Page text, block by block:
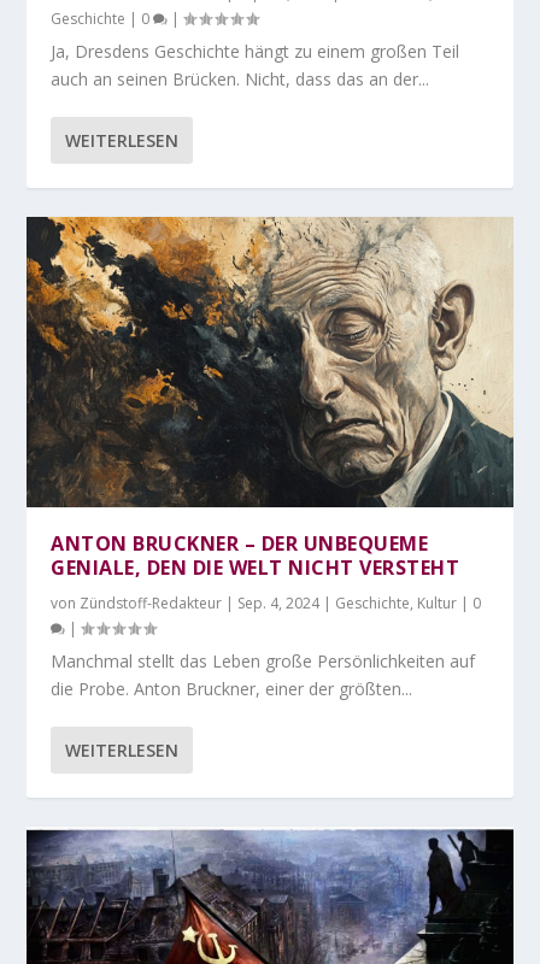
Geschichte | 0 |
Ja, Dresdens Geschichte hängt zu einem großen Teil
auch an seinen Brücken. Nicht, dass das an der...
WEITERLESEN
ANTON BRUCKNER – DER UNBEQUEME
GENIALE, DEN DIE WELT NICHT VERSTEHT
von Zündstoff-Redakteur Sep. 4, 2024| Geschichte, Kultur
0
|
Manchmal stellt das Leben große Persönlichkeiten auf
die Probe. Anton Bruckner, einer der größten...
WEITERLESEN